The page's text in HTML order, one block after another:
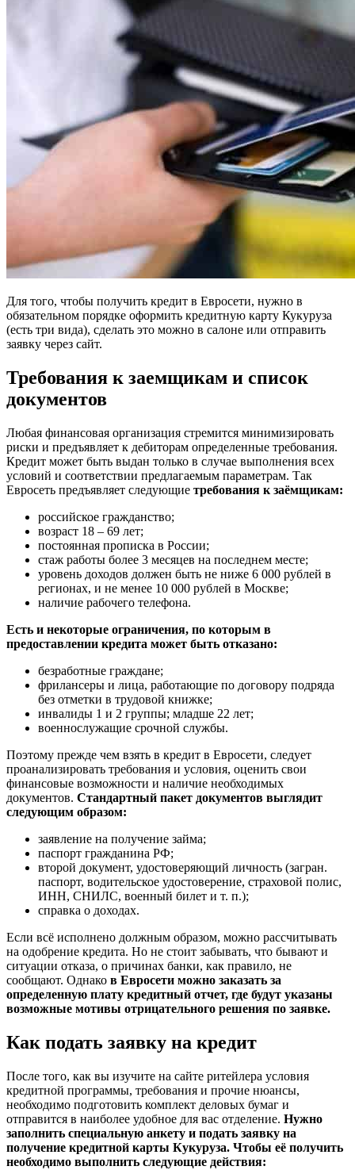
Для того, чтобы получить кредит в Евросети, нужно в
обязательном порядке оформить кредитную карту Кукуруза
(есть три вида), сделать это можно в салоне или отправить
заявку через сайт.
Требования к заемщикам и список
документов
Любая финансовая организация стремится минимизировать
риски и предъявляет к дебиторам определенные требования.
Кредит может быть выдан только в случае выполнения всех
условий и соответствии предлагаемым параметрам. Так
Евросеть предъявляет следующие требования к заёмщикам:
российское гражданство;
возраст 18 – 69 лет;
постоянная прописка в России;
стаж работы более 3 месяцев на последнем месте;
уровень доходов должен быть не ниже 6 000 рублей в
регионах, и не менее 10 000 рублей в Москве;
наличие рабочего телефона.
Есть и некоторые ограничения, по которым в
предоставлении кредита может быть отказано:
безработные граждане;
фрилансеры и лица, работающие по договору подряда
без отметки в трудовой книжке;
инвалиды 1 и 2 группы; младше 22 лет;
военнослужащие срочной службы.
Поэтому прежде чем взять в кредит в Евросети, следует
проанализировать требования и условия, оценить свои
финансовые возможности и наличие необходимых
документов. Стандартный пакет документов выглядит
следующим образом:
заявление на получение займа;
паспорт гражданина РФ;
второй документ, удостоверяющий личность (загран.
паспорт, водительское удостоверение, страховой полис,
ИНН, СНИЛС, военный билет и т. п.);
справка о доходах.
Если всё исполнено должным образом, можно рассчитывать
на одобрение кредита. Но не стоит забывать, что бывают и
ситуации отказа, о причинах банки, как правило, не
сообщают. Однако в Евросети можно заказать за
определенную плату кредитный отчет, где будут указаны
возможные мотивы отрицательного решения по заявке.
Как подать заявку на кредит
После того, как вы изучите на сайте ритейлера условия
кредитной программы, требования и прочие нюансы,
необходимо подготовить комплект деловых бумаг и
отправится в наиболее удобное для вас отделение. Нужно
заполнить специальную анкету и подать заявку на
получение кредитной карты Кукуруза. Чтобы её получить
необходимо выполнить следующие действия: